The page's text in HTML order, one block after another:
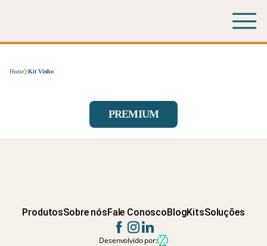
Home Kit Vinho
PREMIUM
ProdutosSobre nósFale ConoscoBlogKitsSoluções
Desenvolvido por: